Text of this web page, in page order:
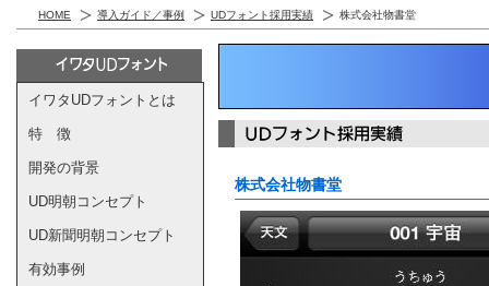
HOME 導入ガイド／事例 UDフォント採用実績 株式会社物書堂
イワタUDフォントとは
特 徴
開発の背景
UD明朝コンセプト
UD新聞明朝コンセプト
有効事例
株式会社物書堂